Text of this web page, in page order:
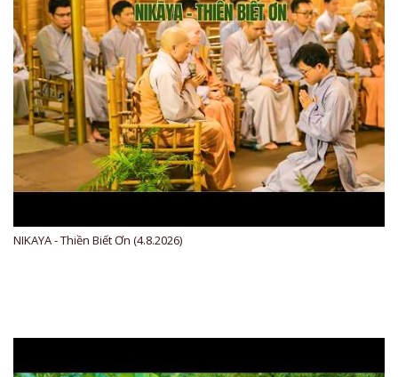
NIKAYA - Thiền Biết Ơn (4.8.2026)